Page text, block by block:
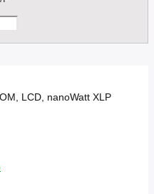
LCD, nanoWatt XLP